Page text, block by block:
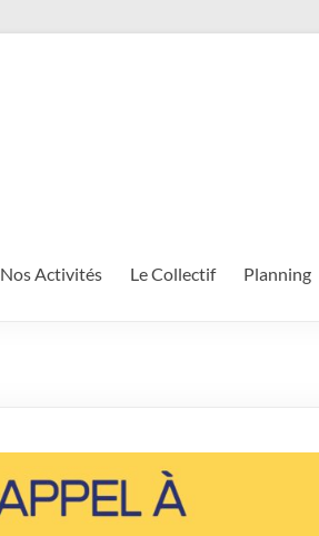
Nos Activités Le Collectif Planning